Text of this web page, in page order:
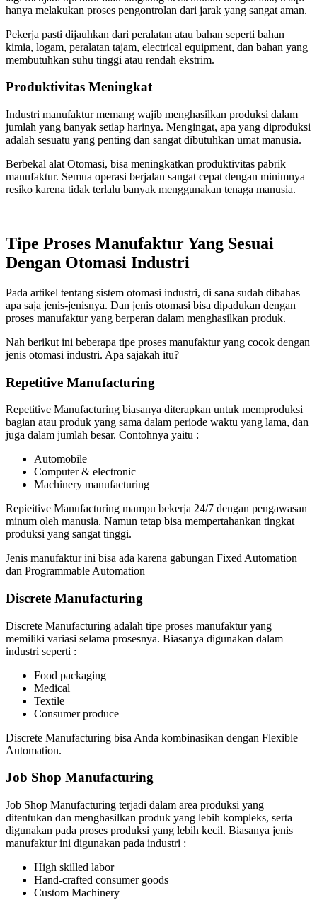
hanya melakukan proses pengontrolan dari jarak yang sangat aman.
Pekerja pasti dijauhkan dari peralatan atau bahan seperti bahan
kimia, logam, peralatan tajam, electrical equipment, dan bahan yang
membutuhkan suhu tinggi atau rendah ekstrim.
Produktivitas Meningkat
Industri manufaktur memang wajib menghasilkan produksi dalam
jumlah yang banyak setiap harinya. Mengingat, apa yang diproduksi
adalah sesuatu yang penting dan sangat dibutuhkan umat manusia.
Berbekal alat Otomasi, bisa meningkatkan produktivitas pabrik
manufaktur. Semua operasi berjalan sangat cepat dengan minimnya
resiko karena tidak terlalu banyak menggunakan tenaga manusia.
Tipe Proses Manufaktur Yang Sesuai
Dengan Otomasi Industri
Pada artikel tentang sistem otomasi industri, di sana sudah dibahas
apa saja jenis-jenisnya. Dan jenis otomasi bisa dipadukan dengan
proses manufaktur yang berperan dalam menghasilkan produk.
Nah berikut ini beberapa tipe proses manufaktur yang cocok dengan
jenis otomasi industri. Apa sajakah itu?
Repetitive Manufacturing
Repetitive Manufacturing biasanya diterapkan untuk memproduksi
bagian atau produk yang sama dalam periode waktu yang lama, dan
juga dalam jumlah besar. Contohnya yaitu :
Automobile
Computer & electronic
Machinery manufacturing
Repieitive Manufacturing mampu bekerja 24/7 dengan pengawasan
minum oleh manusia. Namun tetap bisa mempertahankan tingkat
produksi yang sangat tinggi.
Jenis manufaktur ini bisa ada karena gabungan Fixed Automation
dan Programmable Automation
Discrete Manufacturing
Discrete Manufacturing adalah tipe proses manufaktur yang
memiliki variasi selama prosesnya. Biasanya digunakan dalam
industri seperti :
Food packaging
Medical
Textile
Consumer produce
Discrete Manufacturing bisa Anda kombinasikan dengan Flexible
Automation.
Job Shop Manufacturing
Job Shop Manufacturing terjadi dalam area produksi yang
ditentukan dan menghasilkan produk yang lebih kompleks, serta
digunakan pada proses produksi yang lebih kecil. Biasanya jenis
manufaktur ini digunakan pada industri :
High skilled labor
Hand-crafted consumer goods
Custom Machinery